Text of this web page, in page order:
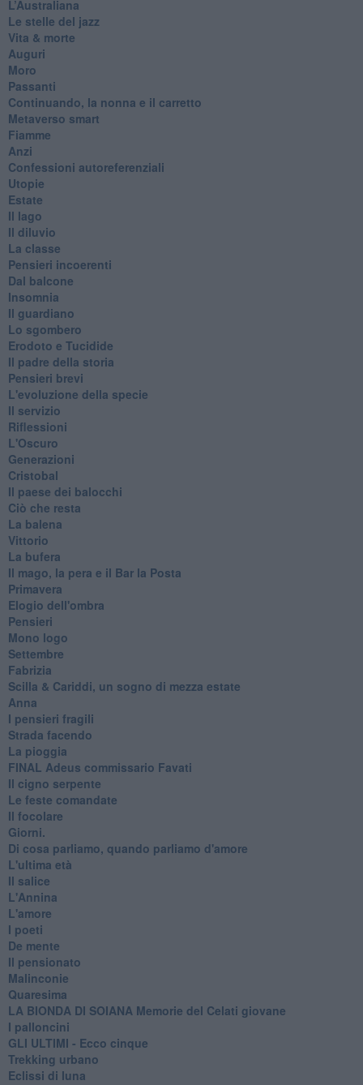
​L’Australiana
Le stelle del jazz
Vita & morte
Auguri
Moro
Passanti
Continuando, la nonna e il carretto
Metaverso smart
Fiamme
Anzi
Confessioni autoreferenziali
Utopie
Estate
Il lago
Il diluvio
La classe
Pensieri incoerenti
Dal balcone
Insomnia
Il guardiano
Lo sgombero
Erodoto e Tucidide
Il padre della storia
Pensieri brevi
L'evoluzione della specie
Il servizio
Riflessioni
L'Oscuro
Generazioni
Cristobal
Il paese dei balocchi
Ciò che resta
La balena
Vittorio
La bufera
Il mago, la pera e il Bar la Posta
Primavera
Elogio dell'ombra
Pensieri
Mono logo
Settembre
Fabrizia
​Scilla & Cariddi, un sogno di mezza estate
Anna
I pensieri fragili
Strada facendo
La pioggia
FINAL Adeus commissario Favati
Il cigno serpente
Le feste comandate
Il focolare
Giorni.
Di cosa parliamo, quando parliamo d'amore
L'ultima età
Il salice
L'Annina
L'amore
I poeti
De mente
Il pensionato
Malinconie
Quaresima
LA BIONDA DI SOIANA Memorie del Celati giovane
I palloncini
GLI ULTIMI - Ecco cinque
Trekking urbano
Eclissi di luna